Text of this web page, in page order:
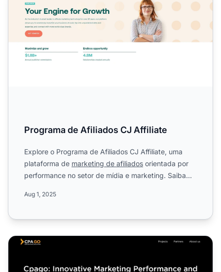
Programa de Afiliados CJ Affiliate
Explore o Programa de Afiliados CJ Affiliate, uma
plataforma de marketing de afiliados orientada por
performance no setor de mídia e marketing. Saiba
Aug 1, 2025
Programa de Afiliados CPAGO